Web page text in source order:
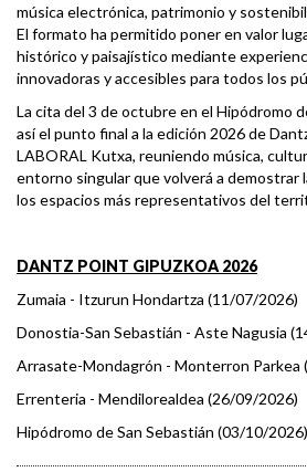
música electrónica, patrimonio y
El formato ha permitido poner en valor
histórico y paisajístico mediante
innovadoras y accesibles para todos los
La cita del 3 de octubre en el Hipódromo
así el punto final a la edición 2026 de
LABORAL Kutxa, reuniendo música,
entorno singular que volverá a demostrar
los espacios más representativos del
DANTZ POINT GIPUZKOA 2026
Zumaia - Itzurun Hondartza (11/07/2026)
Donostia-San Sebastián - Aste Nagusia
Arrasate-Mondagrón - Monterron Parkea
Errenteria - Mendilorealdea (26/09/2026)
Hipódromo de San Sebastián (03/10/2026)